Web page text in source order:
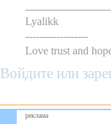
Lyalikk
------------------
Love trust and
Войдите или
реклама